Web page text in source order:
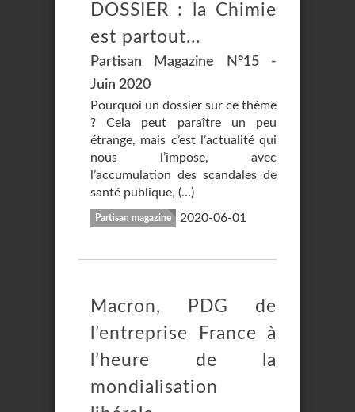
DOSSIER : la Chimie
est partout...
Partisan Magazine N°15 -
Juin 2020
Pourquoi un dossier sur ce thème
? Cela peut paraître un peu
étrange, mais c’est l’actualité qui
nous l’impose, avec
l’accumulation des scandales de
santé publique, (…)
Partisan magazine 2020-06-01
Macron, PDG de
l’entreprise France à
l’heure de la
mondialisation